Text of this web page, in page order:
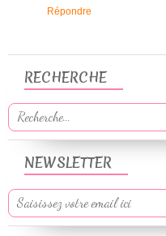
Répondre
NEWSLETTER
RECHERCHE